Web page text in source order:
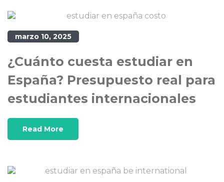
marzo 10, 2025
¿Cuánto cuesta estudiar en
España? Presupuesto real para
estudiantes internacionales
Read More